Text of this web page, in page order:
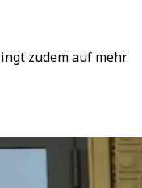
zudem auf mehr